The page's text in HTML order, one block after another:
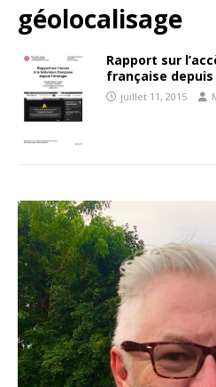
géolocalisage
Rapport sur
française
juillet 11, 2015